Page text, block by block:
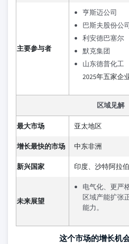
主要参与者
亨斯迈公司
巴斯夫股份公
利安德巴塞尔
默克集团
山东德普化工
2025年五家企
区域见解
最大市场 亚太地区
增长最快的市场 中东非洲
新兴国家 印度、沙特阿拉
未来展望
电气化、更严
区域产能扩张
能力。
这个市场的增长机